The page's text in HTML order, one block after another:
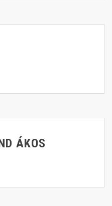
ÁKOS